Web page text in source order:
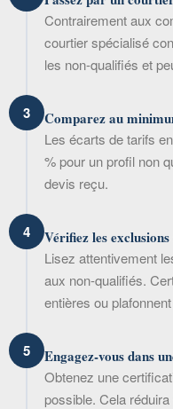
Contrairement aux
courtier spécialisé
les non-qualifiés et
3 Comparez au
Les écarts de tarifs
% pour un profil non
devis reçu.
4 Vérifiez les
Lisez attentivement
aux non-qualifiés.
entières ou
5 Engagez-vous dans
Obtenez une
possible. Cela